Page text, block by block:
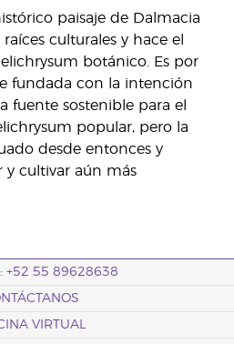
paisaje de Dalmacia
culturales y hace el
botánico. Es por
fundada con la intención
fuente sostenible para el
popular, pero la
desde entonces y
y cultivar aún más
+52 55 89628638
VIRTUAL